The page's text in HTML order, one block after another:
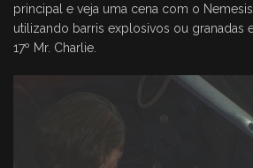
principal e veja uma cena com o
utilizando barris explosivos ou granadas
17º Mr. Charlie.